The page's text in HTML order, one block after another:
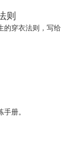
则
的穿衣法则，写给
册。